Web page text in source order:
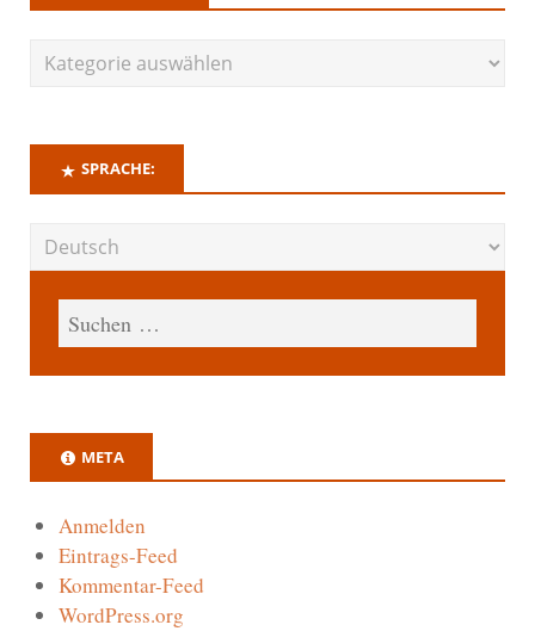
SPRACHE:
META
Anmelden
Eintrags-Feed
Kommentar-Feed
WordPress.org